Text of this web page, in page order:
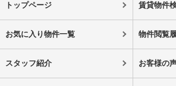
トップページ 賃貸物件
お気に入り物件一覧 物件閲覧
スタッフ紹介 お客様の